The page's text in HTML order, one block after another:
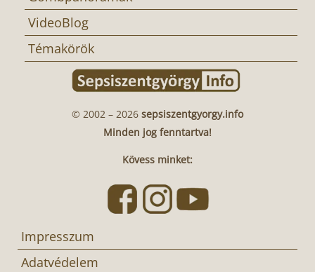
VideoBlog
Témakörök
© 2002 – 2026 sepsiszentgyorgy.info
Minden jog fenntartva!
Kövess minket:
Impresszum
Adatvédelem